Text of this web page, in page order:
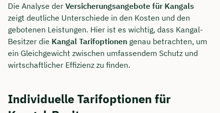
Die Analyse der Versicherungsangebote für Kangals
zeigt deutliche Unterschiede in den Kosten und den
gebotenen Leistungen. Hier ist es wichtig, dass Kangal-
Besitzer die Kangal Tarifoptionen genau betrachten, um
ein Gleichgewicht zwischen umfassendem Schutz und
wirtschaftlicher Effizienz zu finden.
Individuelle Tarifoptionen für